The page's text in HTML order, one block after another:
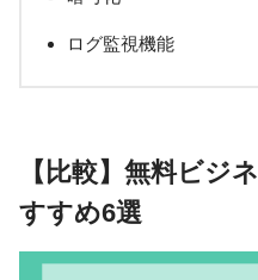
ログ監視機能
【比較】無料ビジ
すすめ6選